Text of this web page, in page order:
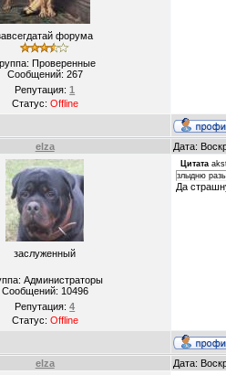
форума
Проверенные
Сообщений: 267
Репутация:1
Статус: Offline
elza Дата:
заслуженный
Администраторы
Сообщений: 10496
Репутация:4
Статус: Offline
Цитата
злыдню
Да
elza Дата: